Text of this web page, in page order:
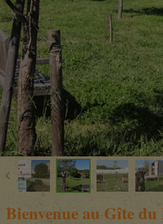
Bienvenue au Gîte